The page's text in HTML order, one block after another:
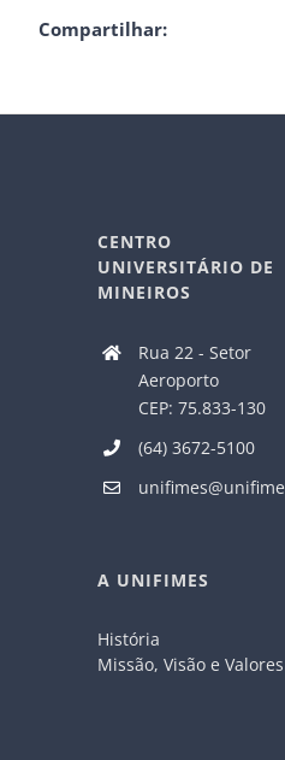
Compartilhar:
CENTRO
UNIVERSITÁRIO DE
MINEIROS
Rua 22 - Setor
Aeroporto
CEP: 75.833-130
(64) 3672-5100
A UNIFIMES
História
Missão, Visão e Valores